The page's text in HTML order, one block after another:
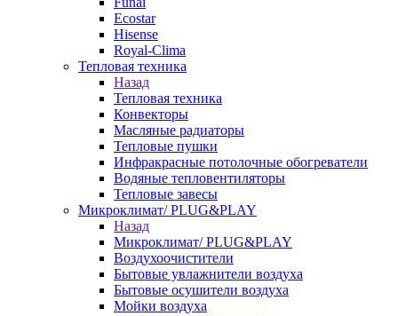
Ecostar
Hisense
Royal-Clima
Тепловая техника
Назад
Тепловая техника
Конвекторы
Масляные радиаторы
Тепловые пушки
Инфракрасные потолочные обогреватели
Водяные тепловентиляторы
Тепловые завесы
Микроклимат/ PLUG&PLAY
Назад
Микроклимат/ PLUG&PLAY
Воздухоочистители
Бытовые увлажнители воздуха
Бытовые осушители воздуха
Мойки воздуха